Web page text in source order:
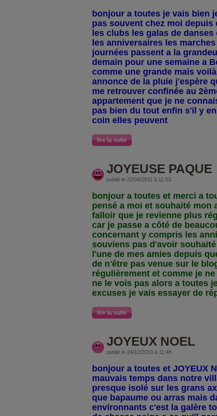
bonjour a toutes je vais bien
pas souvent chez moi depuis
les clubs les galas de
les anniversaires les
journées passent a la
demain pour une semaine a
comme une grande mais
annonce de la pluie j'espère
me retrouver confinée au
appartement que je ne
pas bien du tout enfin s'il y
coin elles peuvent
lire la suite
JOYEUSE PAQUE
publié le 22/04/2011 à 11:53
bonjour a toutes et merci a
pensé a moi et souhaité mon
falloir que je revienne plus
car je passe a côté de
concernant y compris les
souviens pas d'avoir
l'une de mes amies depuis
de n'être pas venue sur le
régulièrement et comme je
ne le vois pas alors a toutes
excuses je vais essayer de
lire la suite
JOYEUX NOEL
publié le 24/12/2010 à 11:48
bonjour a toutes et JOYEUX
mauvais temps dans notre
presque isolé sur les grans
que bapaume ou arras mais
environnants c'est la galère